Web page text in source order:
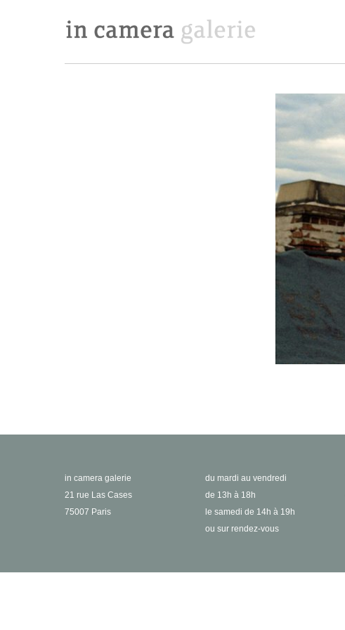
in camera galerie
21 rue Las Cases
75007 Paris
du mardi au vendredi
de 13h à 18h
le samedi de 14h à 19h
ou sur rendez-vous